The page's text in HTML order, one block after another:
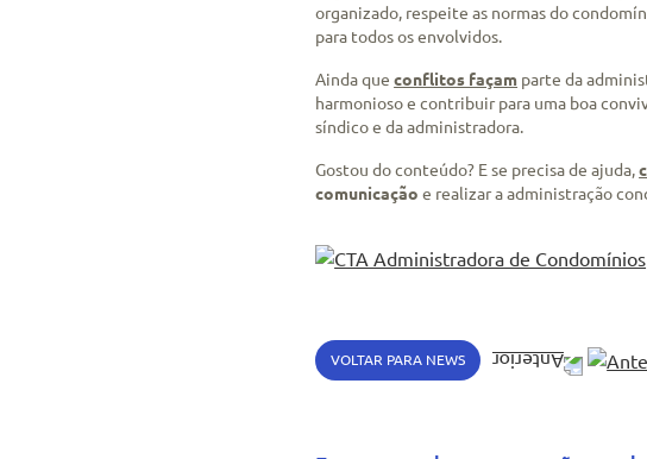
organizado, respeite as normas do
para todos os envolvidos.
Ainda queconflitos façam parte da
harmonioso e contribuir para uma boa
síndico e da administradora.
Gostou do conteúdo? E se precisa de ajuda,
comunicação e realizar a administração
VOLTAR PARA NEWS